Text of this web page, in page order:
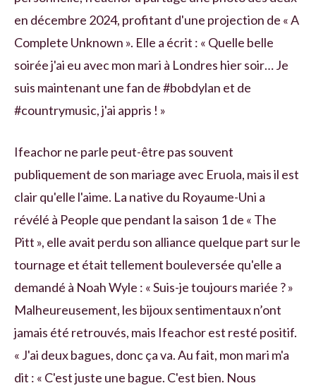
en décembre 2024, profitant d'une projection de « A
Complete Unknown ». Elle a écrit : « Quelle belle
soirée j'ai eu avec mon mari à Londres hier soir… Je
suis maintenant une fan de #bobdylan et de
#countrymusic, j'ai appris ! »
Ifeachor ne parle peut-être pas souvent
publiquement de son mariage avec Eruola, mais il est
clair qu'elle l'aime. La native du Royaume-Uni a
révélé à People que pendant la saison 1 de « The
Pitt », elle avait perdu son alliance quelque part sur le
tournage et était tellement bouleversée qu'elle a
demandé à Noah Wyle : « Suis-je toujours mariée ? »
Malheureusement, les bijoux sentimentaux n’ont
jamais été retrouvés, mais Ifeachor est resté positif.
« J'ai deux bagues, donc ça va. Au fait, mon mari m'a
dit : « C'est juste une bague. C'est bien. Nous